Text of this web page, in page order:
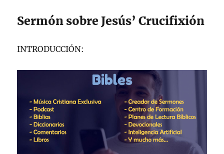
Sermón sobre Jesús’ Crucifixión
INTRODUCCIÓN: